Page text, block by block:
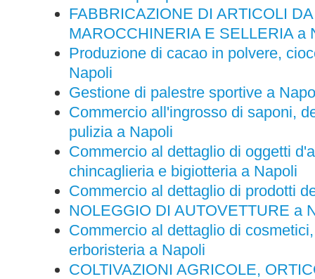
FABBRICAZIONE DI ARTICOLI
MAROCCHINERIA E SELLERIA a
Produzione di cacao in polvere,
Napoli
Gestione di palestre sportive a
Commercio all'ingrosso di saponi,
pulizia a Napoli
Commercio al dettaglio di oggetti
chincaglieria e bigiotteria a Napoli
Commercio al dettaglio di prodotti
NOLEGGIO DI AUTOVETTURE a
Commercio al dettaglio di
erboristeria a Napoli
COLTIVAZIONI AGRICOLE,